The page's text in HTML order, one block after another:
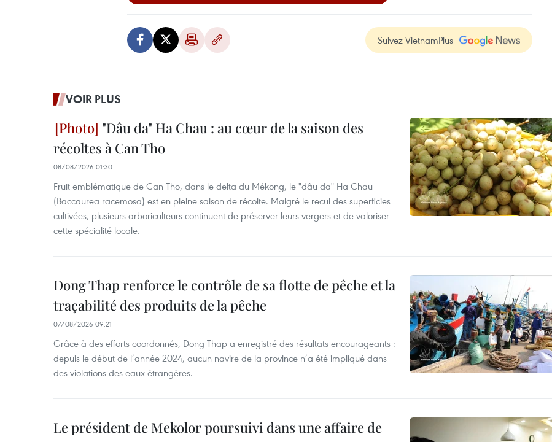
Suivez VietnamPlus
VOIR PLUS
"Dâu da" Ha Chau : au cœur de la saison des
récoltes à Can Tho
08/08/2026 01:30
Fruit emblématique de Can Tho, dans le delta du Mékong, le "dâu da" Ha Chau
(Baccaurea racemosa) est en pleine saison de récolte. Malgré le recul des superficies
cultivées, plusieurs arboriculteurs continuent de préserver leurs vergers et de valoriser
cette spécialité locale.
Dong Thap renforce le contrôle de sa flotte de pêche et la
traçabilité des produits de la pêche
07/08/2026 09:21
Grâce à des efforts coordonnés, Dong Thap a enregistré des résultats encourageants :
depuis le début de l’année 2024, aucun navire de la province n’a été impliqué dans
des violations des eaux étrangères.
Le président de Mekolor poursuivi dans une affaire de